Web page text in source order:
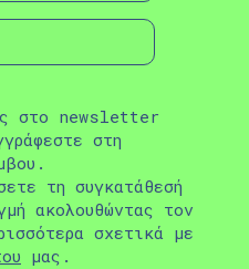
στο newsletter
στη
τη συγκατάθεσή
ακολουθώντας τον
σχετικά με
μας.